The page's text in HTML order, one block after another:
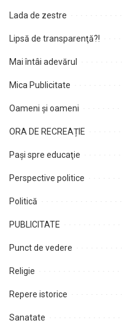
Lada de zestre
Lipsă de transparenţă?!
Mai întâi adevărul
Mica Publicitate
Oameni şi oameni
ORA DE RECREAȚIE
Paşi spre educaţie
Perspective politice
Politică
PUBLICITATE
Punct de vedere
Religie
Repere istorice
Sanatate